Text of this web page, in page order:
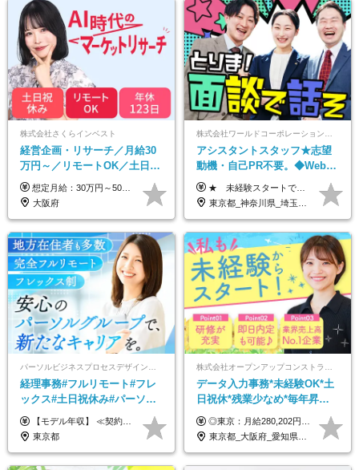
株式会社さくらインベスト
経営企画・リサーチ／月給30
万円～／リモートOK／土日祝
休み／生成AIを活用できる方
歓迎
想定月給：30万円～50万円程度＋各種手当＋賞与年2回 ※想定年収：400万円～600万円 ※経験・能力等考慮の上、規定により優遇 ※上記月給には固定残業代を含みます。固定残業代は、時間外労働の有無に関わらず月10時間分（月2.2万円（月収30万円の場合）～3.6万円（月収50万円の場合））を支給し、超過分は追加で支給します ※試用期間2ヶ月（待遇に差異なし） 【固定残業代について】 固定残業10時間分（22,000円～36,000円）を含む ※超過分は別途全額支給
大阪府
アシスタントスタッフ★志望
動機・自己PR不要。◆Web面
談OK◆完全週休2日◆年収700
万円可/p13
★ 未経験スタートでも月収40万円以上も目指せます！ ★ ★ 試用期間6か月あり／給与・待遇に変更なし ★ ＼パターン①orパターン②で給与形態の選択が可能／ ＜パターン①＞ 月給+交通費+（残業代は全額別途支給） 【首都圏・関東・北信越】 月給30.0万円以上 【関西】 月給27.5万円以上 【中部】 月給26.5万円以上 【東北】 月給24.5万円以上 【北海道】 月給24.0万円以上 【九州・中四国】 月給25.5万円以上 ＜パターン②＞ 月給（固定残業代20H含む）+交通費+賞与年2回+残業代 （※20H場合を超過した場合は全額別途支給） 【首都圏・関東・北信越】 月給25.0万円以上 【関 西・中部】 月給24.5万円以上 【東 北・北海道・九州・中四国】 月給23.5万円以上 ※上記給与には固定残業代（月20H分）を含みます 固定残業代は残業の有無に関わらず支給し、超過分は別途全額支給いたします ①②の給与形態はご本人様と相談の上、最終的に会社が決定いたします （内定時に通知） ■給与改定年1回 ■(※)賞与年2回（昨年度支給実績2回／頑張りを評価） (※)支給条件に規定あり
東京都_神奈川県_埼玉県_千葉県_大阪府_愛知県_北海道_青森県_岩手県_宮城県_秋田県_山形県_福島県_茨城県_栃木県_群馬県_新潟県_山梨県_長野県_富山県_石川県_福井県_静岡県_岐阜県_三重県_兵庫県_京都府_滋賀県_奈良県_和歌山県_広島県_岡山県_鳥取県_島根県_山口県_徳島県_香川県_愛媛県_高知県_福岡県_佐賀県_長崎県_大分県_宮崎県_鹿児島県_沖縄県
経理事務#フルリモート#フレ
ックス#土日祝休み#パーソル
グループ#年休120日以上#正社
員登用あり#服装自由
【モデル年収】 ≪契約社員≫ 年収330万円 (基本給23万 ＋ 地区手当3万円 ＋ 賞与)：都内在住 年収264万円 (基本給21万 ＋ 賞与)：静岡県在住 --------------- ●月給21万円～28万9900円＋賞与（年2回）＋各種手当 ●1年目想定給与：年収264万円～364万円 ●経験やスキルに応じて優遇します！ ※お住まいの地域により0～3万円の地区手当を支給しております ※試用期間中（3ヶ月間）の雇用形態および待遇に差異はありません ※残業代については選考時に詳細をご説明します ※通算契約期間の上限は5年となります ≪アルバイト≫ ●時給1,250円～2,300円 ●経験やスキルに応じて優遇します！ ●ご希望に応じ、扶養内での勤務も可能です！ ※試用期間中の雇用形態および待遇に差異はありません
東京都
データ入力事務*未経験OK*土
日祝休*残業少なめ*毎年昇給
あり*面接1回*月収37万円可/o
◎東京：月給280,202円～402,430円 ◎大阪：月給269,824円～392,052円 ◎名古屋：月給285,967円～408,195円 ◎その他：月給265,212円～387,440円 ※試用期間3か月／待遇は研修期間中のみ変更あり （東京：23.9万円～、大阪：月給23.4万円～、名古屋：月給24.2万円～、その他：月給23.1万円～） ※固定残業代（配属後に支給）・一律手当を含む ※固定残業代は残業がない場合も支給し、超過分は別途支給する ※年齢、経験、能力を考慮し、支給額を決定します。
東京都_大阪府_愛知県_北海道_宮城県_新潟県_石川県_静岡県_広島県_福岡県_沖縄県